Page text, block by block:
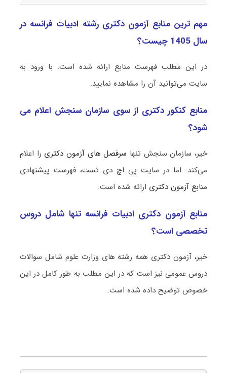
مهم ترین منابع آزمون دکتری رشته ادبیات فرانسه در
سال 1405 چیست؟
در این مطلب فهرست منابع ارائه شده است. با ورود به
سایت می‌توانید آن را مشاهده نمایید.
منابع کنکور دکتری از سوی سازمان سنجش اعلام می
شود؟
خیر، سازمان سنجش تنها سرفصل های آزمون دکتری را اعلام
می‌کند. اما در سایت پی اچ دی تست، فهرست پیشنهادی
منابع آزمون دکتری ارائه شده است.
منابع آزمون دکتری ادبیات فرانسه تنها شامل دروس
تخصصی است؟
خیر، آزمون دکتری همه رشته های وزارت علوم شامل سوالات
دروس عمومی نیز است که در این مطلب به طور کامل در این
خصوص توضیح داده شده است.